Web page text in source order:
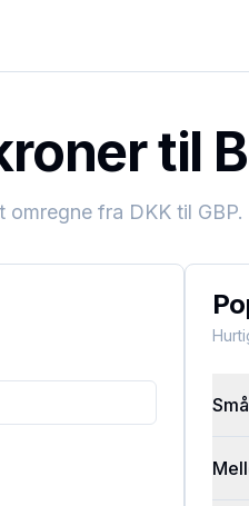
til
omregne fra DKKtil GBP.